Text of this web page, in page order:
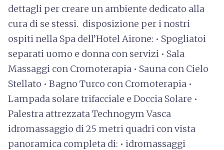
dettagli per creare un ambiente dedicato alla
cura di se stessi. disposizione per i nostri
ospiti nella Spa dell’Hotel Airone: • Spogliatoi
separati uomo e donna con servizi • Sala
Massaggi con Cromoterapia • Sauna con Cielo
Stellato • Bagno Turco con Cromoterapia •
Lampada solare trifacciale e Doccia Solare •
Palestra attrezzata Technogym Vasca
idromassaggio di 25 metri quadri con vista
panoramica completa di: • idromassaggi